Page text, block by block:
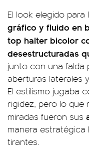
El look elegido
gráfico y fluido en
top halter bicolor
desestructuradas
junto con una falda
aberturas laterales
El estilismo jugaba
rigidez, pero lo que
miradas fueron sus
manera
tirantes.